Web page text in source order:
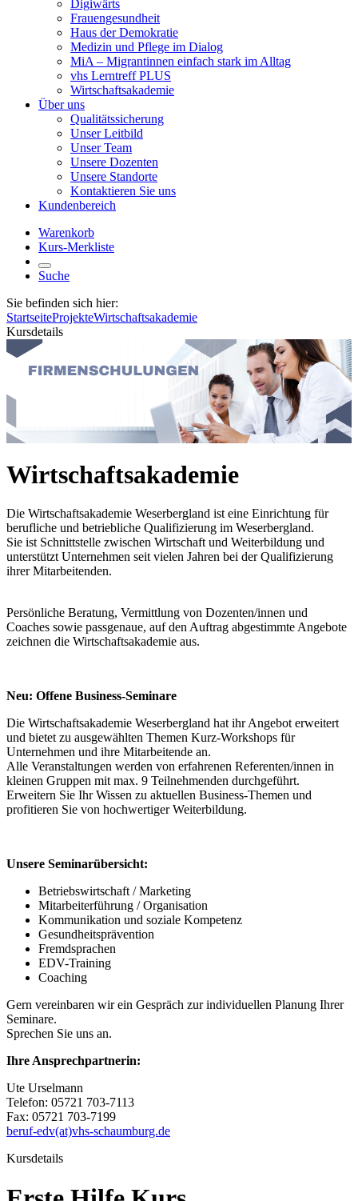
Digiwärts
Frauengesundheit
Haus der Demokratie
Medizin und Pflege im Dialog
MiA – Migrantinnen einfach stark im Alltag
vhs Lerntreff PLUS
Wirtschaftsakademie
Über uns
Qualitätssicherung
Unser Leitbild
Unser Team
Unsere Dozenten
Unsere Standorte
Kontaktieren Sie uns
Kundenbereich
Warenkorb
Kurs-Merkliste
Suche
Sie befinden sich hier:
StartseiteProjekteWirtschaftsakademie
Kursdetails
Wirtschaftsakademie
Die Wirtschaftsakademie Weserbergland ist eine Einrichtung für
berufliche und betriebliche Qualifizierung im Weserbergland.
Sie ist Schnittstelle zwischen Wirtschaft und Weiterbildung und
unterstützt Unternehmen seit vielen Jahren bei der Qualifizierung
ihrer Mitarbeitenden.
Persönliche Beratung, Vermittlung von Dozenten/innen und
Coaches sowie passgenaue, auf den Auftrag abgestimmte Angebote
zeichnen die Wirtschaftsakademie aus.
Neu: Offene Business-Seminare
Die Wirtschaftsakademie Weserbergland hat ihr Angebot erweitert
und bietet zu ausgewählten Themen Kurz-Workshops für
Unternehmen und ihre Mitarbeitende an.
Alle Veranstaltungen werden von erfahrenen Referenten/innen in
kleinen Gruppen mit max. 9 Teilnehmenden durchgeführt.
Erweitern Sie Ihr Wissen zu aktuellen Business-Themen und
profitieren Sie von hochwertiger Weiterbildung.
Unsere Seminarübersicht:
Betriebswirtschaft / Marketing
Mitarbeiterführung / Organisation
Kommunikation und soziale Kompetenz
Gesundheitsprävention
Fremdsprachen
EDV-Training
Coaching
Gern vereinbaren wir ein Gespräch zur individuellen Planung Ihrer
Seminare.
Sprechen Sie uns an.
Ihre Ansprechpartnerin:
Ute Urselmann
Telefon: 05721 703-7113
Fax: 05721 703-7199
beruf-edv(at)vhs-schaumburg.de
Kursdetails